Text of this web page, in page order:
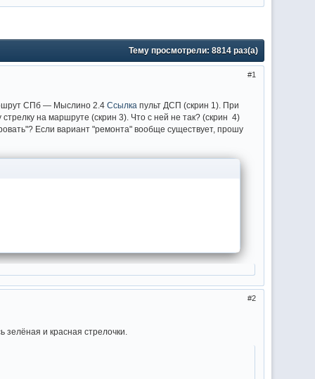
Тему просмотрели: 8814 раз(а)
1
СПб — Мыслино 2.4Ссылка пульт ДСП (скрин 1). При
на маршруте (скрин 3). Что с ней не так? (скрин 4)
Если вариант "ремонта" вообще существует, прошу
2
зелёная и красная стрелочки.